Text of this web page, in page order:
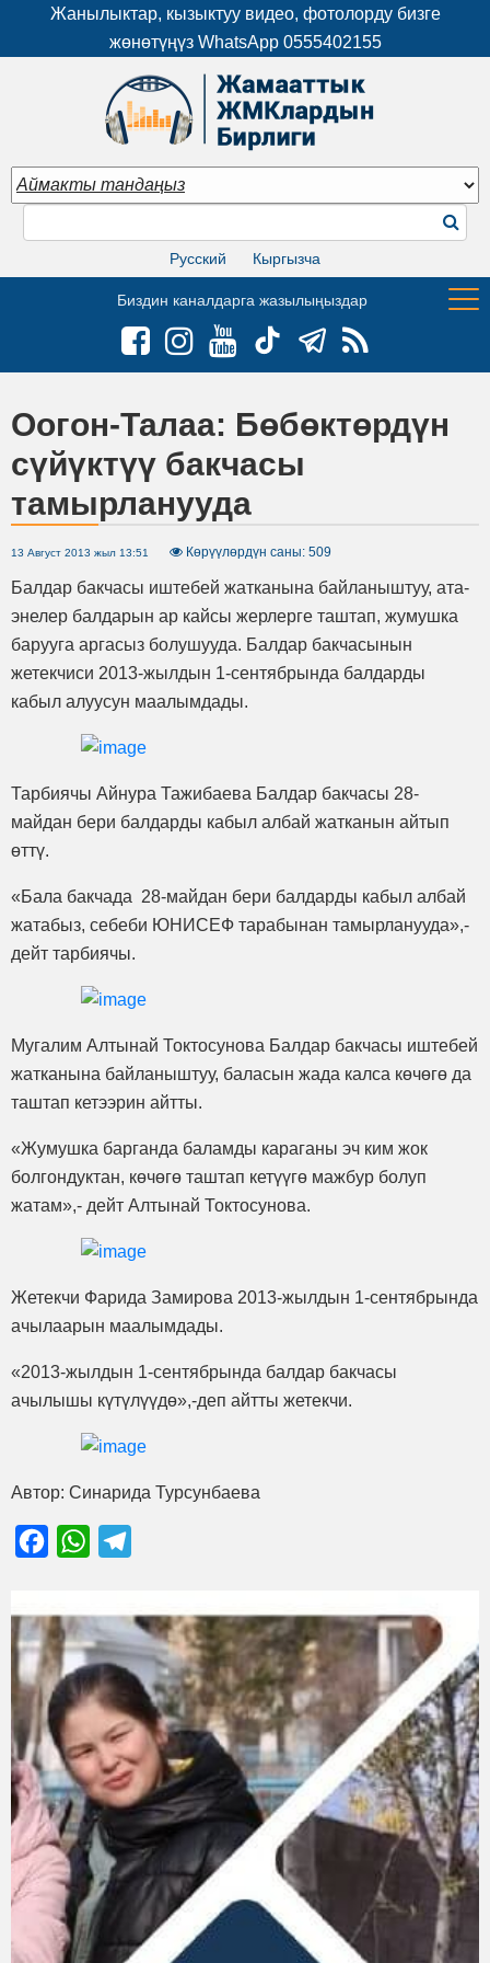
Жанылыктар, кызыктуу видео, фотолорду бизге
жөнөтүңүз WhatsApp 0555402155
Русский Кыргызча
Биздин каналдарга жазылыңыздар
Оогон-Талаа: Бөбөктөрдүн
сүйүктүү бакчасы
тамырланууда
13 Август 2013 жыл 13:51 Көрүүлөрдүн саны: 509
Балдар бакчасы иштебей жатканына байланыштуу, ата-
энелер балдарын ар кайсы жерлерге таштап, жумушка
барууга аргасыз болушууда. Балдар бакчасынын
жетекчиси 2013-жылдын 1-сентябрында балдарды
кабыл алуусун маалымдады.
Тарбиячы Айнура Тажибаева Балдар бакчасы 28-
майдан бери балдарды кабыл албай жатканын айтып
өттү.
«Бала бакчада 28-майдан бери балдарды кабыл албай
жатабыз, себеби ЮНИСЕФ тарабынан тамырланууда»,-
дейт тарбиячы.
Мугалим Алтынай Токтосунова Балдар бакчасы иштебей
жатканына байланыштуу, баласын жада калса көчөгө да
таштап кетээрин айтты.
«Жумушка барганда баламды караганы эч ким жок
болгондуктан, көчөгө таштап кетүүгө мажбур болуп
жатам»,- дейт Алтынай Токтосунова.
Жетекчи Фарида Замирова 2013-жылдын 1-сентябрында
ачылаарын маалымдады.
«2013-жылдын 1-сентябрында балдар бакчасы
ачылышы күтүлүүдө»,-деп айтты жетекчи.
Автор: Синарида Турсунбаева
FacebookWhatsApp